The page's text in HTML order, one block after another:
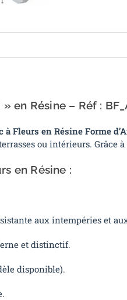
en Résine – Réf :
à Fleurs en Résine Forme
ou intérieurs.
en Résine :
aux intempéries et
et distinctif.
disponible).